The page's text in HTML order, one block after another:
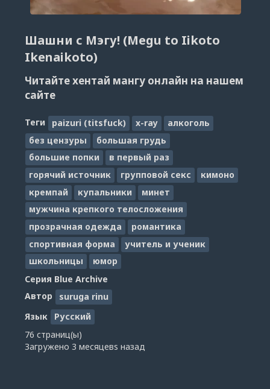
Шашни с Мэгу! (Megu to Iikoto
Ikenaikoto)
Читайте хентай мангу онлайн на нашем
сайте
Теги paizuri (titsfuck) x-ray
алкоголь
без цензуры
большая грудь
большие попки
в первый раз
горячий источник
групповой секс
кимоно
кремпай
купальники
минет
мужчина крепкого телосложения
прозрачная одежда
романтика
спортивная форма
учитель и ученик
школьницы
юмор
Серия Blue Archive
Автор
suruga rinu
Язык
Русский
76 страниц(ы)
Загружено 3 месяцевs назад